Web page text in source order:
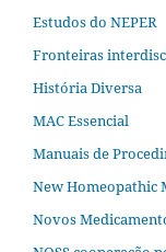
Estudos do NEPER
Fronteiras
História Diversa
MAC Essencial
Manuais de
New Homeopathic
Novos